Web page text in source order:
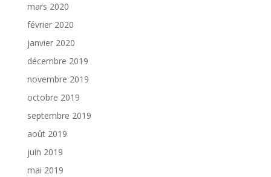
mars 2020
février 2020
janvier 2020
décembre 2019
novembre 2019
octobre 2019
septembre 2019
août 2019
juin 2019
mai 2019